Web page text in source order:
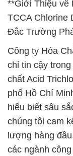
**Giới Thiệu về
TCCA Chlorine
Đắc Trường
Công ty Hóa
chỉ tin cậy
chất Acid
phố Hồ Chí
hiểu biết sâu
chúng tôi cam
lượng hàng
các ngành